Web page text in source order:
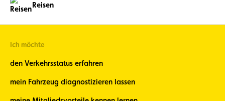
Reisen
Ich möchte
den Verkehrsstatus erfahren
mein Fahrzeug diagnostizieren lassen